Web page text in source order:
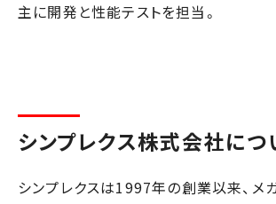
主に開発と性能テストを担当。
シンプレクス株式会社につ
シンプレクスは1997年の創業以来、メ